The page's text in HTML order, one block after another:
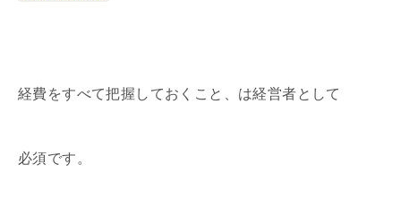
経費をすべて把握しておくこと、は経営者として
必須です。